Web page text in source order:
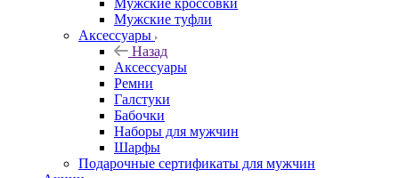
Мужские кроссовки
Мужские туфли
Аксессуары
Назад
Аксессуары
Ремни
Галстуки
Бабочки
Наборы для мужчин
Шарфы
Подарочные сертификаты для мужчин